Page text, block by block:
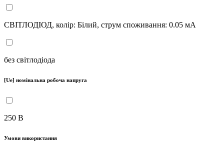
СВІТЛОДІОД, колір: Білий, струм споживання: 0.05 мА
без світлодіода
[Ue] номінальна робоча напруга
250 В
Умови використання